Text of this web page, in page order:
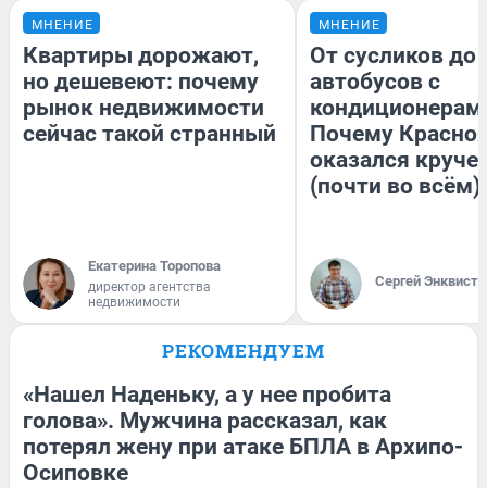
МНЕНИЕ
Квартиры дорожают,
но дешевеют: почему
рынок недвижимости
сейчас такой странный
Екатерина Торопова
директор агентства
недвижимости
МНЕНИЕ
От сусликов до
автобусов с
Почему
оказался
(почти во всём)
Сергей Энквист
РЕКОМЕНДУЕМ
«Нашел Наденьку, а у нее пробита
голова». Мужчина рассказал, как
потерял жену при атаке БПЛА в Архипо-
Осиповке